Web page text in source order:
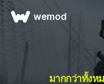
wemod
มากกว่าทั้งห